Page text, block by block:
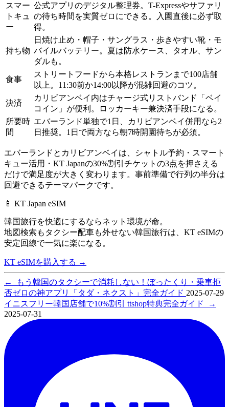
スマー
トキュ
ー
公式アプリのデジタル整理券。T-Expressやサファリ
の待ち時間を実質ゼロにできる。入園直後に必ず取
得。
持ち物
日焼け止め・帽子・サングラス・歩きやすい靴・モ
バイルバッテリー。夏は防水ケース、タオル、サン
ダルも。
食事
ストリートフードから本格レストランまで100店舗
以上。11:30前か14:00以降が混雑回避のコツ。
決済
カリビアンベイ内はチャージ式リストバンド「ベイ
コイン」が便利。ロッカーキー兼決済手段になる。
所要時
間
エバーランド単独で1日、カリビアンベイ併用なら2
日推奨。1日で両方なら朝7時開園待ちが必須。
エバーランドとカリビアンベイは、シャトル予約・スマート
キュー活用・KT Japanの30%割引チケットの3点を押さえる
だけで満足度が大きく変わります。事前準備で行列の半分は
回避できるテーマパークです。
📱 KT Japan eSIM
韓国旅行を快適にするならネット環境が命。
地図検索もタクシー配車も外せない韓国旅行は、 KT eSIMの
安定回線で一気に楽になる。
KT eSIMを購入する →
←
もう韓国のタクシーで消耗しない！ぼったくり・乗車拒
否ゼロの神アプリ「タダ・ネクスト」完全ガイド 2025-07-29
イニスフリー韓国店舗で10%割引 ttshop特典完全ガイド
→
2025-07-31